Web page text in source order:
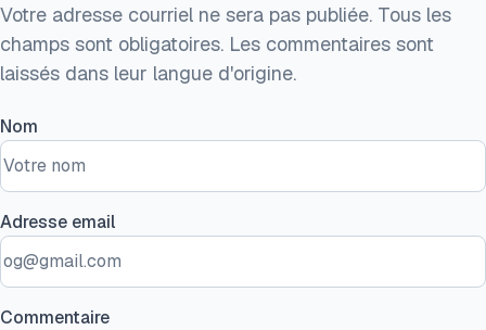
Votre adresse courriel ne sera pas publiée. Tous les
champs sont obligatoires. Les commentaires sont
laissés dans leur langue d'origine.
Nom
Adresse email
Commentaire